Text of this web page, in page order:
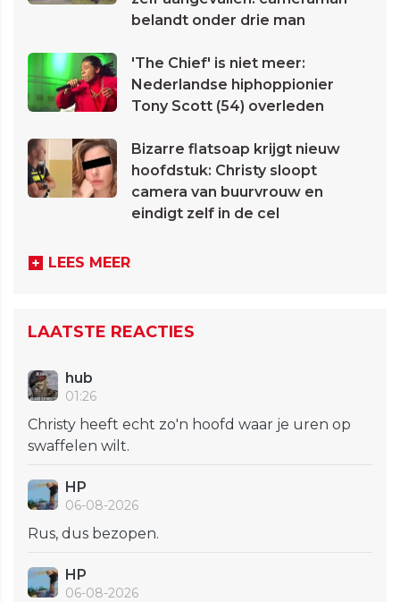
belandt onder drie man
'The Chief' is niet meer:
Nederlandse hiphoppionier
Tony Scott (54) overleden
Bizarre flatsoap krijgt nieuw
hoofdstuk: Christy sloopt
camera van buurvrouw en
eindigt zelf in de cel
LEES MEER
LAATSTE REACTIES
hub
01:26
Christy heeft echt zo'n hoofd waar je uren op
swaffelen wilt.
HP
06-08-2026
Rus, dus bezopen.
HP
06-08-2026